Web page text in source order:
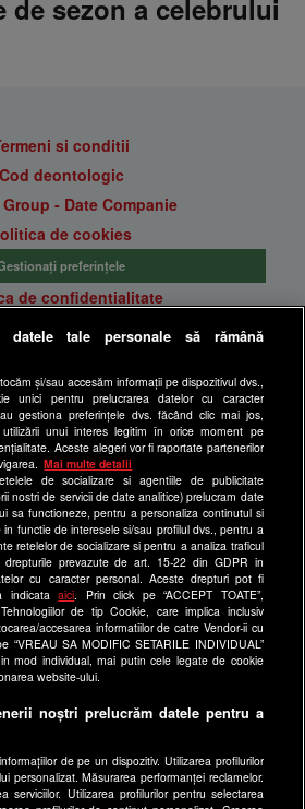
de sezon a celebrului
si conditii
Cod deontologic
- Date Companie
de cookies
preferințele
de confidentialitate
gratuite pe Lajumate.ro
Happy Channel
editorială
uri Antena Group
a1.ro
antenastars.ro
as.ro
catine.ro
chefi.ro
deparinti.ro
medicool.ro
spynews.ro
useit.ro
retetefeldefel.ro
tale personale să rămână
și/sau accesăm informații pe dispozitivul dvs.,
unici pentru prelucrarea datelor cu caracter
gestiona preferințele dvs. făcând clic mai jos,
unui interes legitim în orice moment pe
Aceste alegeri vor fi raportate partenerilor
Mai multe detalii
de socializare si agentiile de publicitate
nostri de servicii de date analitice) prelucram date
sa functioneze, pentru a personaliza continutul si
functie de interesele si/sau profilul dvs., pentru a
retelelor de socializare si pentru a analiza traficul
prevazute de art. 15-22 din GDPR in
cu caracter personal. Aceste drepturi pot fi
indicataaici . Prin click pe “ACCEPT TOATE”,
de tip Cookie, care implica inclusiv
accesarea informatiilor de catre Vendor-ii cu
“VREAU SA MODIFIC SETARILE INDIVIDUAL”
mod individual, mai putin cele legate de cookie
website-ului.
noștri prelucrăm datele pentru a
de pe un dispozitiv. Utilizarea profilurilor
personalizat. Măsurarea performanței reclamelor.
serviciilor. Utilizarea profilurilor pentru selectarea